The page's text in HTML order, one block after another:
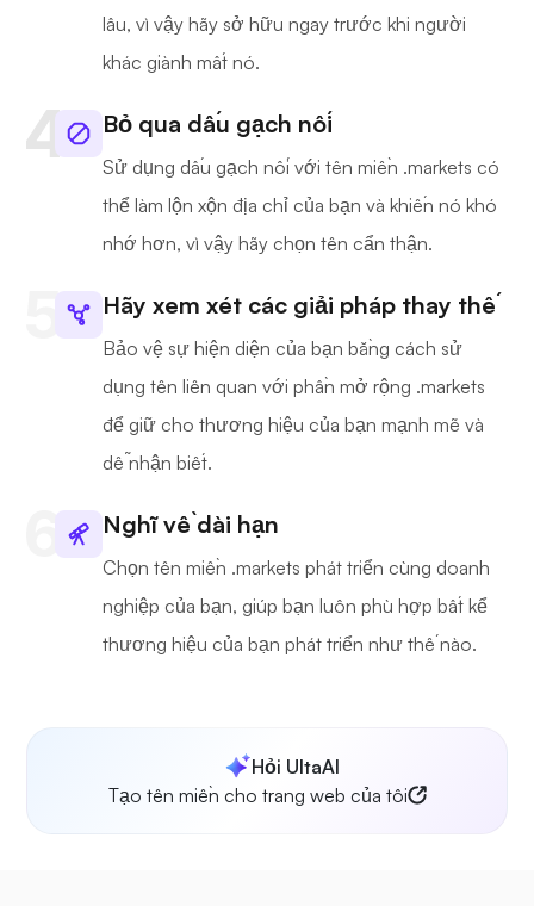
lâu, vì vậy hãy sở hữu ngay trước khi người
khác giành mất nó.
Bỏ qua dấu gạch nối
Sử dụng dấu gạch nối với tên miền .markets có
thể làm lộn xộn địa chỉ của bạn và khiến nó khó
nhớ hơn, vì vậy hãy chọn tên cẩn thận.
Hãy xem xét các giải pháp thay thế
Bảo vệ sự hiện diện của bạn bằng cách sử
dụng tên liên quan với phần mở rộng .markets
để giữ cho thương hiệu của bạn mạnh mẽ và
dễ nhận biết.
Nghĩ về dài hạn
Chọn tên miền .markets phát triển cùng doanh
nghiệp của bạn, giúp bạn luôn phù hợp bất kể
thương hiệu của bạn phát triển như thế nào.
Hỏi UltaAI
Tạo tên miền cho trang web của tôi